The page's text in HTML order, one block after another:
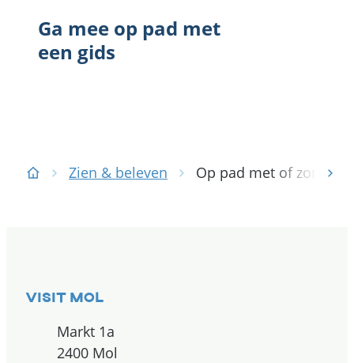
Ga mee op pad met
een gids
StartpaginaZien & beleven Op pad met of zonder
Contact & openingsuren
Visit Mol
AdresMarkt 1a
,2400 Mol